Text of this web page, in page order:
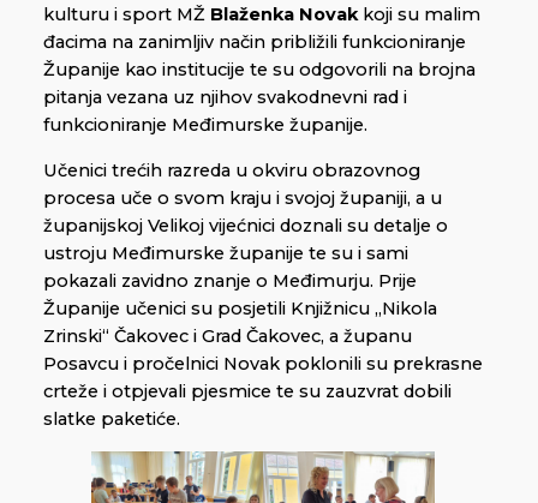
kulturu i sport MŽ Blaženka Novakkoji su malim
đacima na zanimljiv način približili funkcioniranje
Županije kao institucije te su odgovorili na brojna
pitanja vezana uz njihov svakodnevni rad i
funkcioniranje Međimurske županije.
Učenici trećih razreda u okviru obrazovnog
procesa uče o svom kraju i svojoj županiji, a u
županijskoj Velikoj vijećnici doznali su detalje o
ustroju Međimurske županije te su i sami
pokazali zavidno znanje o Međimurju. Prije
Županije učenici su posjetili Knjižnicu „Nikola
Zrinski“ Čakovec i Grad Čakovec, a županu
Posavcu i pročelnici Novak poklonili su prekrasne
crteže i otpjevali pjesmice te su zauzvrat dobili
slatke paketiće.